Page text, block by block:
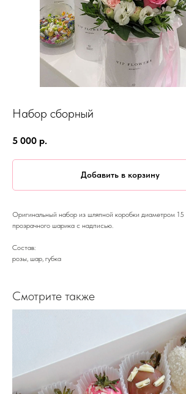
Набор сборный
5 000 р.
Добавить в корзину
Оригинальный набор из шляпной коробки диаметром
прозрачного шарика с надписью.
Состав:
розы, шар, губка
Смотрите также